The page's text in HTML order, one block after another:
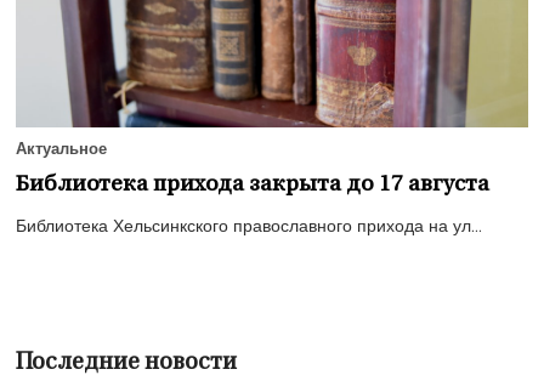
Актуальное
Библиотека прихода закрыта до 17 августа
Библиотека Хельсинкского православного прихода на ул...
Последние новости